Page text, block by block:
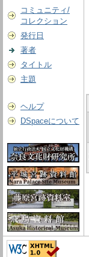
コミュニティ/
コレクション
発行日
著者
タイトル
主題
ヘルプ
DSpaceについて